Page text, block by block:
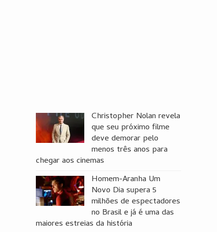
Christopher Nolan revela
que seu próximo filme
deve demorar pelo
menos três anos para
chegar aos cinemas
Homem-Aranha Um
Novo Dia supera 5
milhões de espectadores
no Brasil e já é uma das
maiores estreias da história